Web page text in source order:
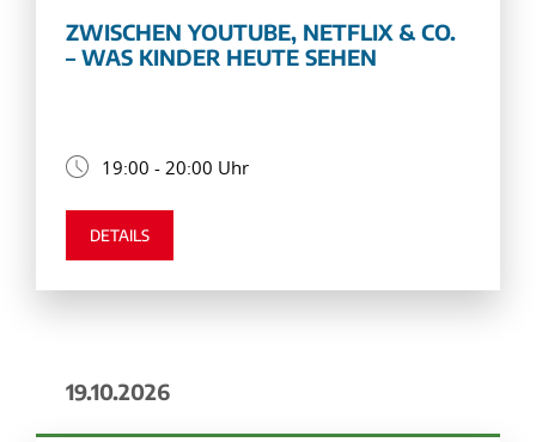
ZWISCHEN YOUTUBE, NETFLIX & CO.
– WAS KINDER HEUTE SEHEN
19:00 - 20:00 Uhr
DETAILS
19.10.2026